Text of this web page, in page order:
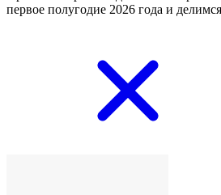
первое полугодие 2026 года и делимся